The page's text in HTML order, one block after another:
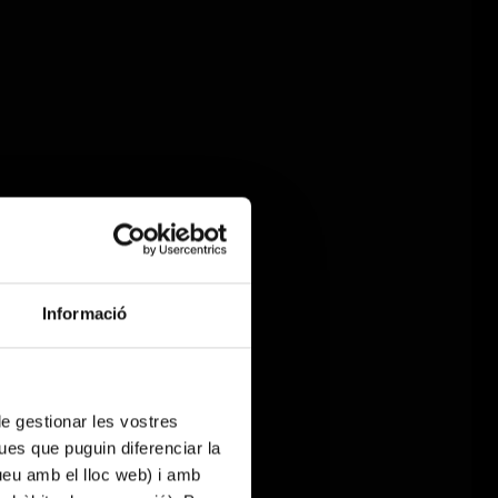
Informació
gestionar les vostres
que puguin diferenciar la
amb el lloc web) i amb